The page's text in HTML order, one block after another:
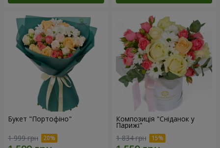
Букет "Портофіно"
1 999 грн
Композиція "Сніданок у
Парижі"
1 834 грн